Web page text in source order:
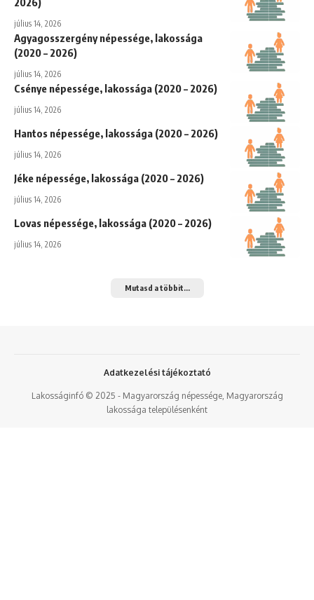
július 14, 2026
Agyagosszergény népessége, lakossága
(2020 – 2026)
július 14, 2026
Csénye népessége, lakossága (2020 – 2026)
július 14, 2026
Hantos népessége, lakossága (2020 – 2026)
július 14, 2026
Jéke népessége, lakossága (2020 – 2026)
július 14, 2026
Lovas népessége, lakossága (2020 – 2026)
július 14, 2026
Mutasd a többit...
Lakosságinfó © 2025 - Magyarország népessége, Magyarország
lakossága településenként
Adatkezelési tájékoztató